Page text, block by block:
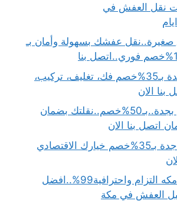
نقل العفش في
عفشك بسهولة وأمان بـ
دينا نقل عفش جدة بـ35%خصم فك، تغليف، تركيب،
بنا الان
شركة نقل عفش بجدة..بـ50%خصم..نقلتك بضمان
ونيت نقل عفش جدة بـ35%خصم خيارك الاقتصادي
ونيت نقل عفش مكه التزام واحترافية99%..افضل
العفش في مكة